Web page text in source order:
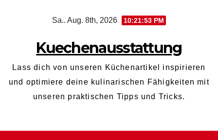
Sa.. Aug. 8th, 2026 10:21:54 PM
Kuechenausstattung
Lass dich von unseren Küchenartikel inspirieren
und optimiere deine kulinarischen Fähigkeiten mit
unseren praktischen Tipps und Tricks.